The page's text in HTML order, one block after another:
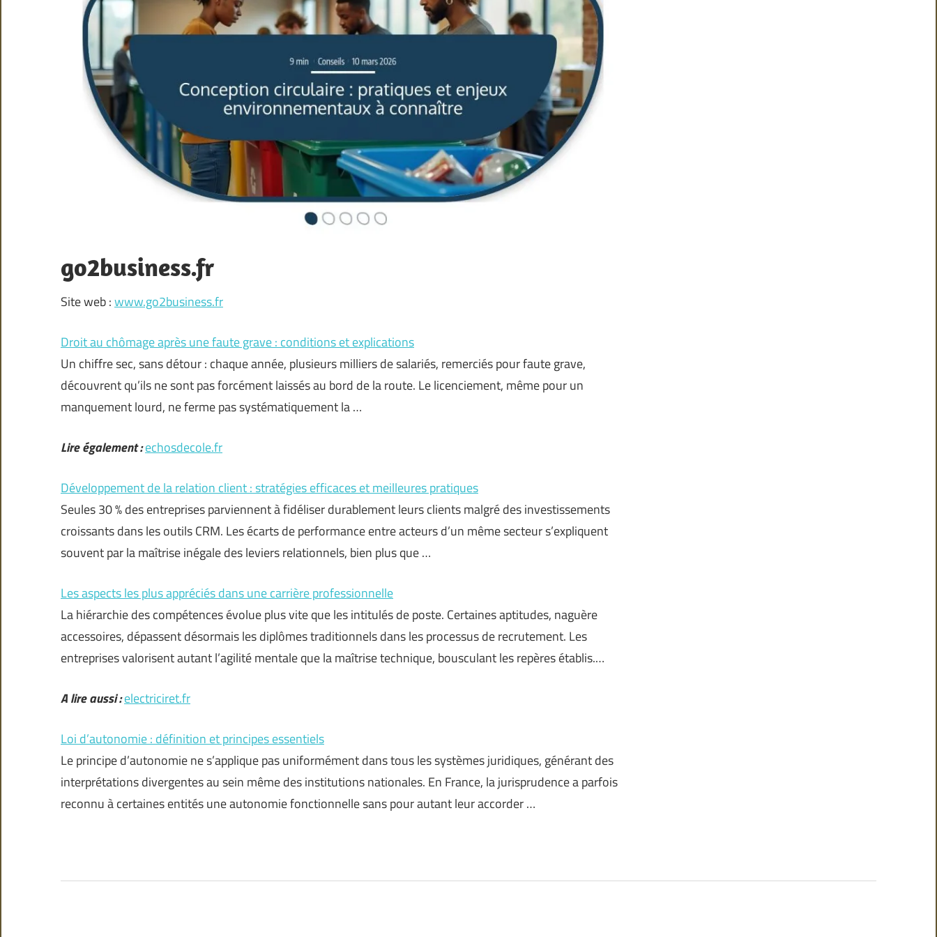
go2business.fr
Site web :www.go2business.fr
Droit au chômage après une faute grave : conditions et explications
Un chiffre sec, sans détour : chaque année, plusieurs milliers de salariés, remerciés pour faute grave,
découvrent qu’ils ne sont pas forcément laissés au bord de la route. Le licenciement, même pour un
manquement lourd, ne ferme pas systématiquement la …
Lire également :echosdecole.fr
Développement de la relation client : stratégies efficaces et meilleures pratiques
Seules 30 % des entreprises parviennent à fidéliser durablement leurs clients malgré des investissements
croissants dans les outils CRM. Les écarts de performance entre acteurs d’un même secteur s’expliquent
souvent par la maîtrise inégale des leviers relationnels, bien plus que …
Les aspects les plus appréciés dans une carrière professionnelle
La hiérarchie des compétences évolue plus vite que les intitulés de poste. Certaines aptitudes, naguère
accessoires, dépassent désormais les diplômes traditionnels dans les processus de recrutement. Les
entreprises valorisent autant l’agilité mentale que la maîtrise technique, bousculant les repères établis.…
A lire aussi :electriciret.fr
Loi d’autonomie : définition et principes essentiels
Le principe d’autonomie ne s’applique pas uniformément dans tous les systèmes juridiques, générant des
interprétations divergentes au sein même des institutions nationales. En France, la jurisprudence a parfois
reconnu à certaines entités une autonomie fonctionnelle sans pour autant leur accorder …